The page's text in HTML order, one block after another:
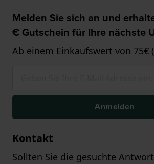
Melden Sie sich an und
€ Gutschein für Ihre nächste
Ab einem Einkaufswert von 75€
Anmelden
Kontakt
Sollten Sie die gesuchte